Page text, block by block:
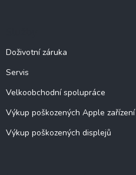
Doživotní záruka
Servis
Velkoobchodní spolupráce
Výkup poškozených Apple zařízení
Výkup poškozených displejů